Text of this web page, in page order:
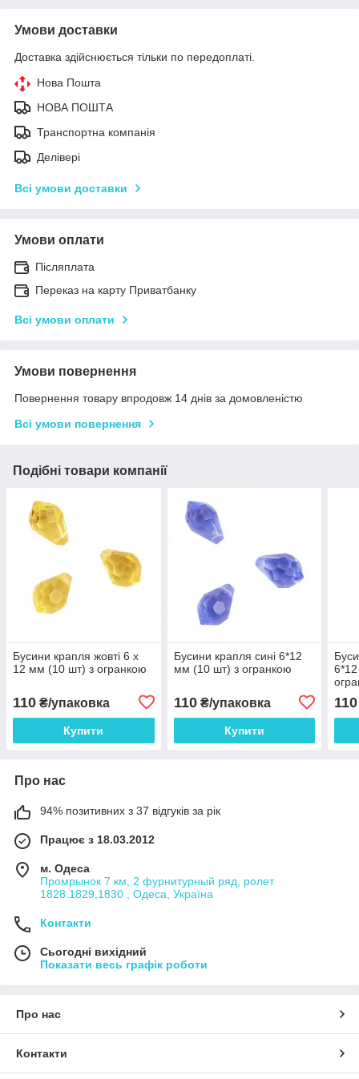
Умови доставки
Доставка здійснюється тільки по передоплаті.
Нова Пошта
НОВА ПОШТА
Транспортна компанія
Делівері
Всі умови доставки
Умови оплати
Післяплата
Переказ на карту Приватбанку
Всі умови оплати
Умови повернення
Повернення товару впродовж 14 днів за домовленістю
Всі умови повернення
Подібні товари компанії
Бусини крапля жовті 6 х
12 мм (10 шт) з огранкою
110 ₴/упаковка
Купити
Бусини крапля сині 6*12
мм (10 шт) з огранкою
110₴/упаковка
Купити
110
Про нас
94% позитивних з 37 відгуків за рік
Працює з 18.03.2012
м. Одеса
Промрынок 7 км, 2 фурнитурный ряд, ролет
1828.1829,1830 , Одеса, Україна
Контакти
Сьогодні вихідний
Показати весь графік роботи
Про нас
Контакти